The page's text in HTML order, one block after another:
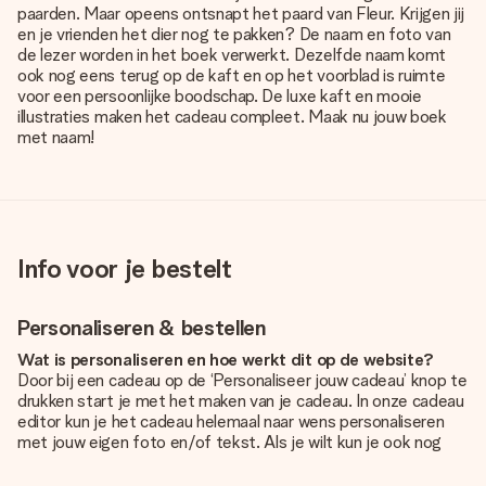
paarden. Maar opeens ontsnapt het paard van Fleur. Krijgen jij
en je vrienden het dier nog te pakken? De naam en foto van
de lezer worden in het boek verwerkt. Dezelfde naam komt
ook nog eens terug op de kaft en op het voorblad is ruimte
voor een persoonlijke boodschap. De luxe kaft en mooie
illustraties maken het cadeau compleet. Maak nu jouw boek
met naam!
Info voor je bestelt
Personaliseren & bestellen
Wat is personaliseren en hoe werkt dit op de website?
Door bij een cadeau op de ‘Personaliseer jouw cadeau’ knop te
drukken start je met het maken van je cadeau. In onze cadeau
editor kun je het cadeau helemaal naar wens personaliseren
met jouw eigen foto en/of tekst. Als je wilt kun je ook nog